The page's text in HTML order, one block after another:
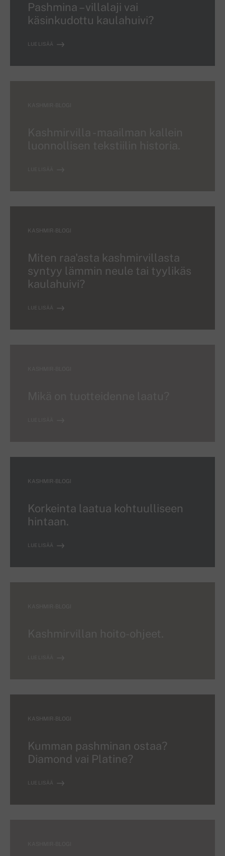
Pashmina – villalaji vai
käsinkudottu kaulahuivi?
LUE LISÄÄ
KASHMIR-BLOGI
Miten raa'asta kashmirvillasta
syntyy lämmin neule tai tyylikäs
kaulahuivi?
LUE LISÄÄ
KASHMIR-BLOGI
Korkeinta laatua kohtuulliseen
hintaan.
LUE LISÄÄ
KASHMIR-BLOGI
Kumman pashminan ostaa?
Diamond vai Platine?
LUE LISÄÄ